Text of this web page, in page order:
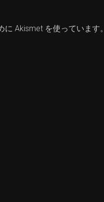
Akismet を使っています。